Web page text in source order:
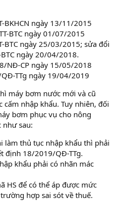
BKHCN ngày 13/11/2015
BTC ngày 01/07/2015
BTC ngày 25/03/2015; sửa đổi
ngày 20/04/2018.
NĐ-CP ngày 15/05/2018
TTg ngày 19/04/2019
máy bơm nước mới và cũ
nhập khẩu. Tuy nhiên, đối
bơm phục vụ cho nông
như sau:
làm thủ tục nhập khẩu thì phải
định 18/2019/QĐ-TTg.
khẩu phải có nhãn mác
HS để có thể áp được mức
hợp sai sót về thuế.